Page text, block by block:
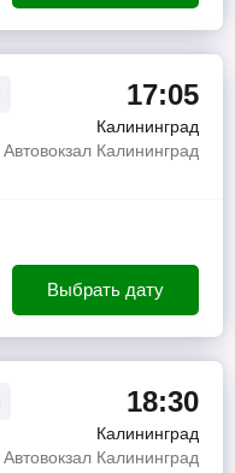
17:05
Калининград
Автовокзал Калининград
Выбрать дату
18:30
Калининград
Автовокзал Калининград